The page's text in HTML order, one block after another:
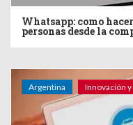
Whatsapp: como
personas desde la
Argentina Innovación